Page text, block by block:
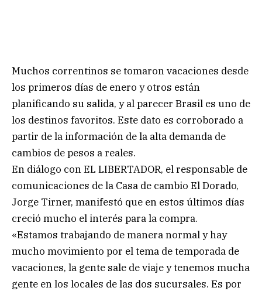
Muchos correntinos se tomaron vacaciones desde
los primeros días de enero y otros están
planificando su salida, y al parecer Brasil es uno de
los destinos favoritos. Este dato es corroborado a
partir de la información de la alta demanda de
cambios de pesos a reales.
En diálogo con EL LIBERTADOR, el responsable de
comunicaciones de la Casa de cambio El Dorado,
Jorge Tirner, manifestó que en estos últimos días
creció mucho el interés para la compra.
«Estamos trabajando de manera normal y hay
mucho movimiento por el tema de temporada de
vacaciones, la gente sale de viaje y tenemos mucha
gente en los locales de las dos sucursales. Es por